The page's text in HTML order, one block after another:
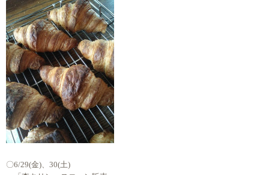
〇6/29(金)、30(土)